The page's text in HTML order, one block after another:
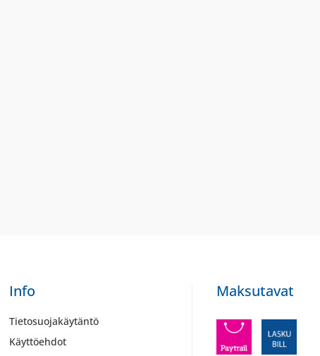
Info
Tietosuojakäytäntö
Käyttöehdot
Maksutavat